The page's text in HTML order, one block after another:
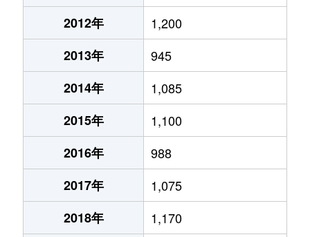
2012年
1,200
2013年
945
2014年
1,085
2015年
1,100
2016年
988
2017年
1,075
2018年
1,170